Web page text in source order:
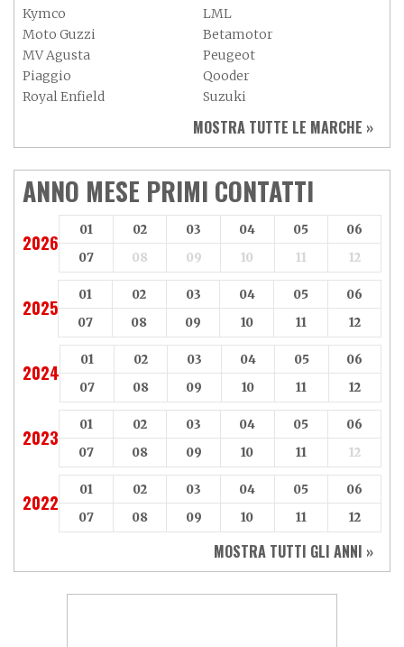
Kymco
LML
Moto Guzzi
Betamotor
MV Agusta
Peugeot
Piaggio
Qooder
Royal Enfield
Suzuki
Triumph
Yamaha
Aeon
Aspes
Axy
Baotian
MOSTRA TUTTE LE MARCHE »
ANNO MESE PRIMI CONTATTI
2026
01 02 03 04 05
06
07
08 09 10 11 12
2025
01 02 03 04 05
06
07
08 09 10 11 12
2024
01 02 03 04 05
06
07
08 09 10 11 12
2023
01 02 03 04 05
06
07
08 09 10 11 12
2022
01 02 03 04 05
06
07
08 09 10 11 12
MOSTRA TUTTI GLI ANNI »